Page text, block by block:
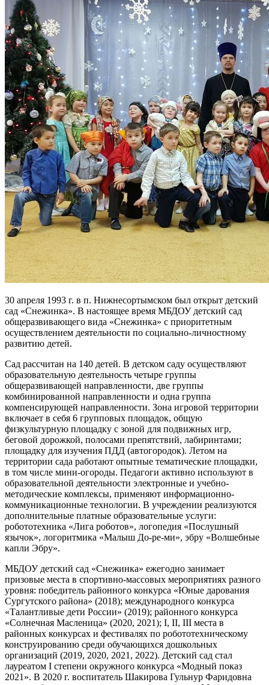
30 апреля 1993 г. в п. Нижнесортымском был открыт детский
сад «Снежинка». В настоящее время МБДОУ детский сад
общеразвивающего вида «Снежинка» с приоритетным
осуществлением деятельности по социально-личностному
развитию детей.
Сад рассчитан на 140 детей. В детском саду осуществляют
образовательную деятельность четыре группы
общеразвивающей направленности, две группы
комбинированной направленности и одна группа
компенсирующей направленности. Зона игровой территории
включает в себя 6 групповых площадок, общую
физкультурную площадку с зоной для подвижных игр,
беговой дорожкой, полосами препятствий, лабиринтами;
площадку для изучения ПДД (автогородок). Летом на
территории сада работают опытные тематические площадки,
в том числе мини-огороды. Педагоги активно используют в
образовательной деятельности электронные и учебно-
методические комплексы, применяют информационно-
коммуникационные технологии. В учреждении реализуются
дополнительные платные образовательные услуги:
робототехника «Лига роботов», логопедия «Послушный
язычок», логоритмика «Малыш До-ре-ми», эбру «Волшебные
капли Эбру».
МБДОУ детский сад «Снежинка» ежегодно занимает
призовые места в спортивно-массовых мероприятиях разного
уровня: победитель районного конкурса «Юные дарования
Сургутского района» (2018); международного конкурса
«Талантливые дети России» (2019); районного конкурса
«Солнечная Масленица» (2020, 2021); I, II, III места в
районных конкурсах и фестивалях по робототехническому
конструированию среди обучающихся дошкольных
организаций (2019, 2020, 2021, 2022). Детский сад стал
лауреатом I степени окружного конкурса «Модный показ
2021». В 2020 г. воспитатель Шакирова Гульнур Фаридовна